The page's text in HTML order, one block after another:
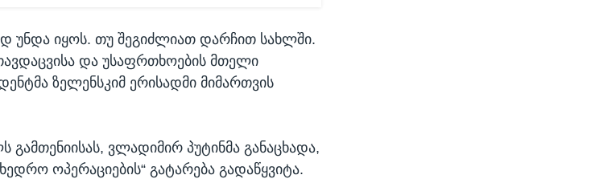
უნდა იყოს. თუ შეგიძლიათ დარჩით სახლში.
და უსაფრთხოების მთელი
ზელენსკიმ ერისადმი მიმართვის
ვლადიმირ პუტინმა განაცხადა,
ოპერაციების“ გატარება გადაწყვიტა.